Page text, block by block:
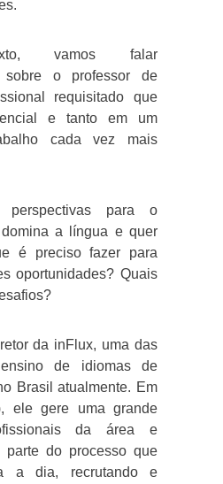
vamos falar
sobre o professor de
requisitado que
e tanto em um
cada vez mais
para o
a língua e quer
é preciso fazer para
oportunidades? Quais
da inFlux, uma das
de idiomas de
Brasil atualmente. Em
ele gere uma grande
da área e
parte do processo que
a dia, recrutando e